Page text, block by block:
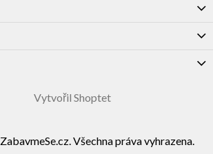
Vytvořil Shoptet
ZabavmeSe.cz. Všechna práva vyhrazena.